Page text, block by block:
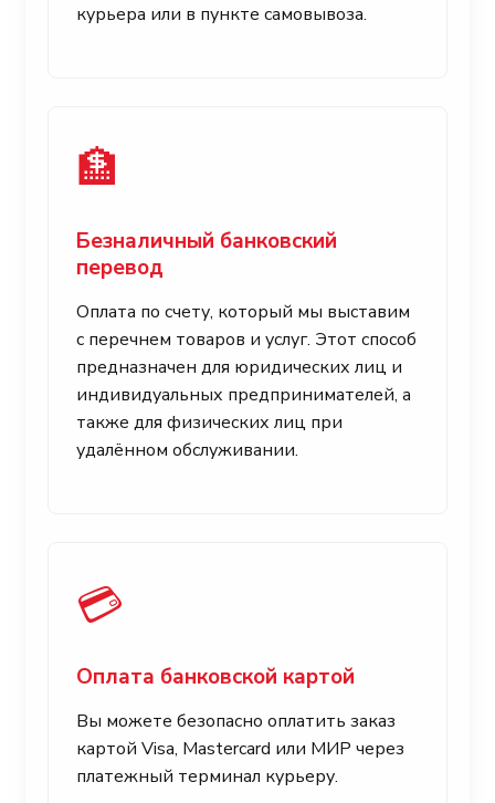
курьера или в пункте самовывоза.
🏦
Безналичный банковский
перевод
Оплата по счету, который мы выставим
с перечнем товаров и услуг. Этот способ
предназначен для юридических лиц и
индивидуальных предпринимателей, а
также для физических лиц при
удалённом обслуживании.
💳
Оплата банковской картой
Вы можете безопасно оплатить заказ
картой Visa, Mastercard или МИР через
платежный терминал курьеру.